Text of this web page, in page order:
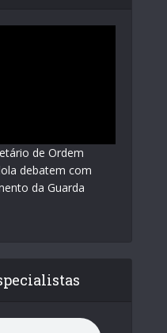
de Ordem
debatem com
da Guarda